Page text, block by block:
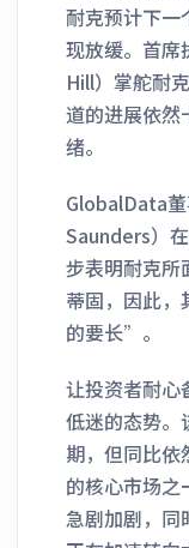
耐克预计下一
现放缓。首
Hill）掌舵耐
道的进展依然
绪。
GlobalData
Saunders）
步表明耐克所
蒂固，因此，
的要长”。
让投资者耐心
低迷的态势。
期，但同比
的核心市场之
急剧加剧，同